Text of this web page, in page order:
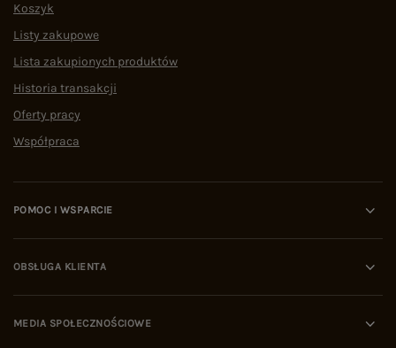
Koszyk
Listy zakupowe
Lista zakupionych produktów
Historia transakcji
Oferty pracy
Współpraca
POMOC I WSPARCIE
OBSŁUGA KLIENTA
MEDIA SPOŁECZNOŚCIOWE